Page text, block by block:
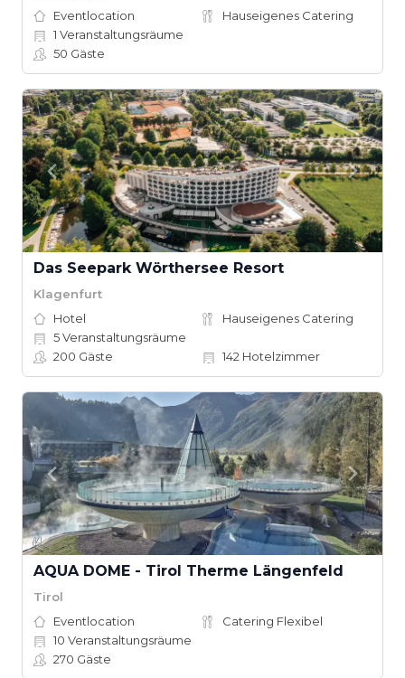
Eventlocation
Hauseigenes Catering
1 Veranstaltungsräume
50 Gäste
Das Seepark Wörthersee Resort
Klagenfurt
Hotel
Hauseigenes Catering
5Veranstaltungsräume
200 Gäste 142 Hotelzimmer
AQUA DOME - Tirol Therme Längenfeld
Tirol
Eventlocation
Catering Flexibel
10 Veranstaltungsräume
270 Gäste